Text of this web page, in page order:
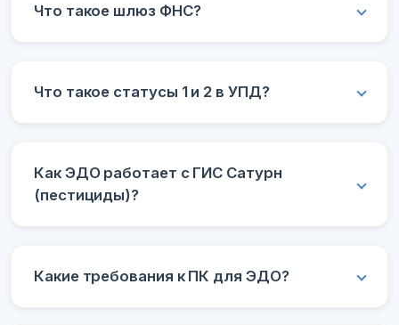
Что такое шлюз ФНС?
Что такое статусы 1 и 2 в УПД?
Как ЭДО работает с ГИС Сатурн
(пестициды)?
Какие требования к ПК для ЭДО?